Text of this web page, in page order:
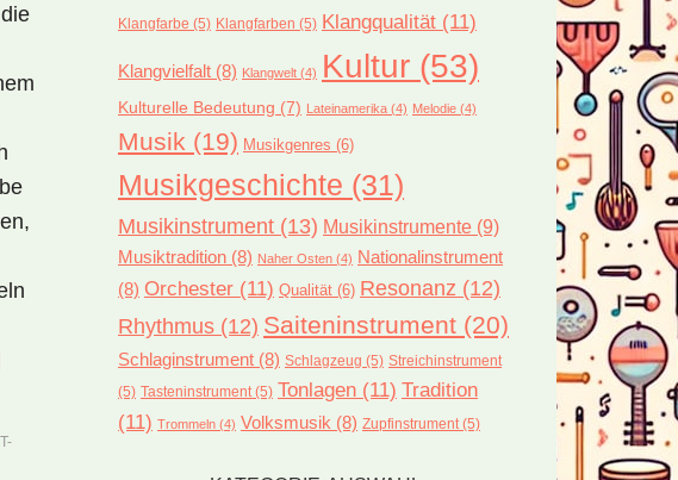
ÜberGeschenkideen
T-
Klangfarbe (5) Klangfarben (5) Klangqualität (11)
Klangvielfalt (8) Klangwelt (4) Kultur (53)
Kulturelle Bedeutung (7) Lateinamerika (4) Melodie (4)
Musik (19) Musikgenres (6)
Musikgeschichte (31)
Musikinstrument (13) Musikinstrumente (9)
Musiktradition (8) Naher Osten (4) Nationalinstrument
(8) Orchester (11) Qualität (6) Resonanz (12)
Rhythmus (12) Saiteninstrument (20)
Schlaginstrument (8) Schlagzeug (5) Streichinstrument
(5) Tasteninstrument(5) Tonlagen (11) Tradition
(11) Trommeln (4) Volksmusik (8) Zupfinstrument(5)